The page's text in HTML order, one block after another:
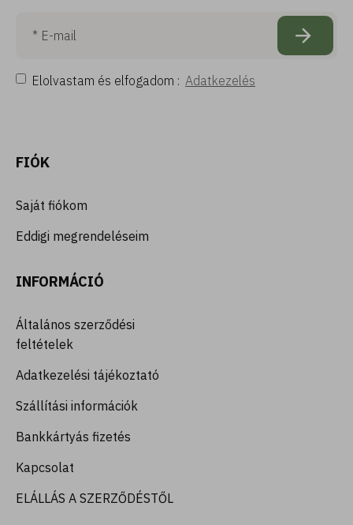
Elolvastam és elfogadom : Adatkezelés
FIÓK
Saját fiókom
Eddigi megrendeléseim
INFORMÁCIÓ
Általános szerződési
feltételek
Adatkezelési tájékoztató
Szállítási információk
Bankkártyás fizetés
Kapcsolat
ELÁLLÁS A SZERZŐDÉSTŐL